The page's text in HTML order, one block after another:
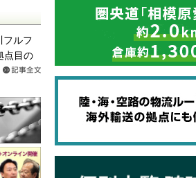
ルフ
点目の